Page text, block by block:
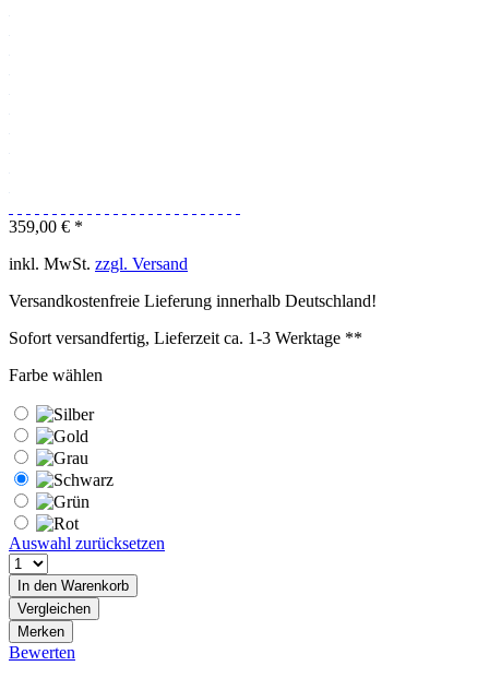
359,00 € *
inkl. MwSt. zzgl. Versand
Versandkostenfreie Lieferung innerhalb Deutschland!
Sofort versandfertig, Lieferzeit ca. 1-3 Werktage **
Farbe wählen
Auswahl zurücksetzen
In den Warenkorb
Vergleichen
Merken
Bewerten